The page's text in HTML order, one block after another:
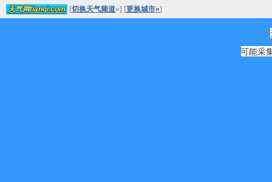
天气网tianqi.com [切换天气频道»] [更换城市»]
可能采